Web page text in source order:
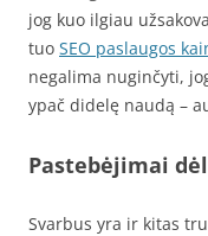
jog kuo ilgiau
tuo SEO paslaugos
negalima nuginčyti,
ypač didelę naudą –
Pastebėjimai
Svarbus yra ir kitas